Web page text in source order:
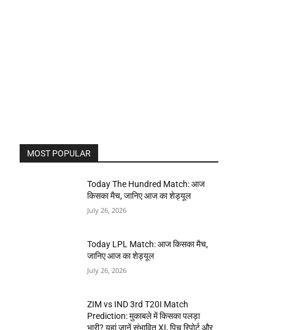
MOST POPULAR
Today The Hundred Match: आज
किसका मैच, जानिए आज का शेड्यूल
July 26, 2026
Today LPL Match: आज किसका मैच,
जानिए आज का शेड्यूल
July 26, 2026
ZIM vs IND 3rd T20I Match
Prediction: मुकाबले में किसका पलड़ा
भारी? यहां जानें संभावित XI, पिच रिपोर्ट और